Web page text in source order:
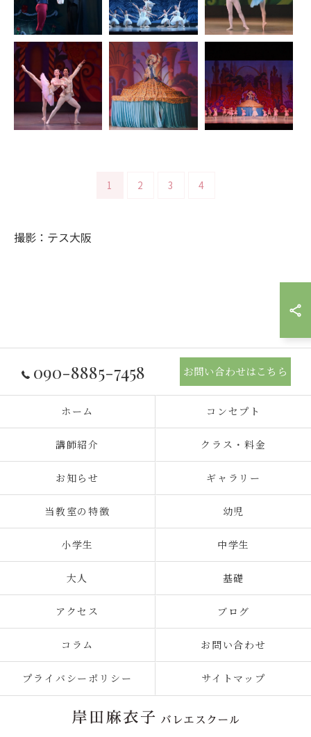
1 2 3 4
撮影：テス大阪
090-8885-7458 お問い合わせはこちら
ホーム コンセプト
講師紹介 クラス・料金
お知らせ ギャラリー
当教室の特徴 幼児
小学生 中学生
大人 基礎
アクセス ブログ
コラム お問い合わせ
プライバシーポリシー サイトマップ